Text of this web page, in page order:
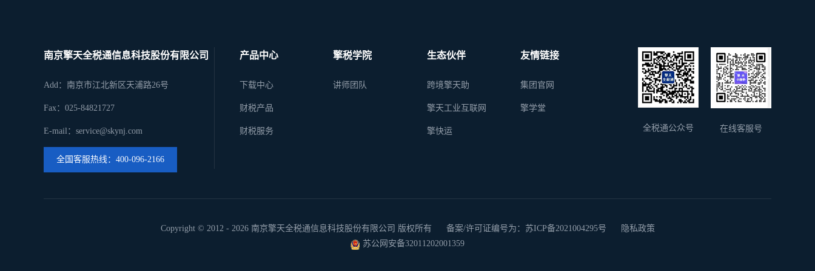
南京擎天全税通信息科技股份有限公司
Add：南京市江北新区天浦路26号
Fax：025-84821727
E-mail：service@skynj.com
全国客服热线：400-096-2166
产品中心
下载中心
财税产品
财税服务
擎税学院
讲师团队
生态伙伴
跨境擎天助
擎天工业互联网
擎快运
友情链接
集团官网
擎学堂
全税通公众号 在线客服号
Copyright © 2012 - 2026 南京擎天全税通信息科技股份有限公司 版权所有 备案/许可证编号为：苏ICP备2021004295号
隐私政策
苏公网安备32011202001359